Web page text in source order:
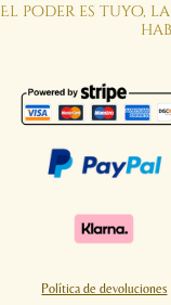
El poder es tuyo,
Política de devoluciones